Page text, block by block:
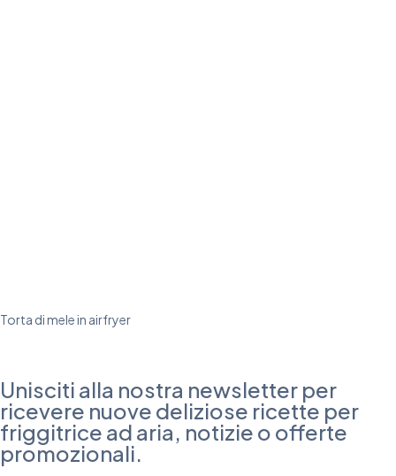
Torta di mele in airfryer
Unisciti alla nostra newsletter per
ricevere nuove deliziose ricette per
friggitrice ad aria, notizie o offerte
promozionali.